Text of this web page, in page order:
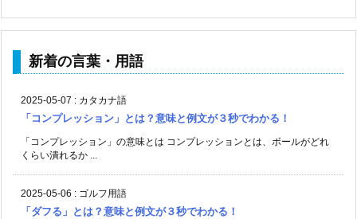
新着の言葉・用語
2025-05-07 : カタカナ語
「コンプレッション」とは？意味と例文が３秒でわかる！
「コンプレッション」の意味とは コンプレッションとは、ボールがどれ
くらい潰れるか ...
2025-05-06 : ゴルフ用語
「ダフる」とは？意味と例文が３秒でわかる！